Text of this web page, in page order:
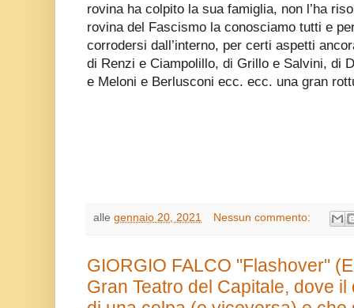
rovina ha colpito la sua famiglia, non l’ha
rovina del Fascismo la conosciamo tutti e
corrodersi dall’interno, per certi aspetti
di Renzi e Ciampolillo, di Grillo e Salvini, di
e Meloni e Berlusconi ecc. ecc. una gran
alle gennaio 20, 2021 Nessun commento:
GIORGIO FALCO "Flashover"
Gran Teatro del Capitale, dove